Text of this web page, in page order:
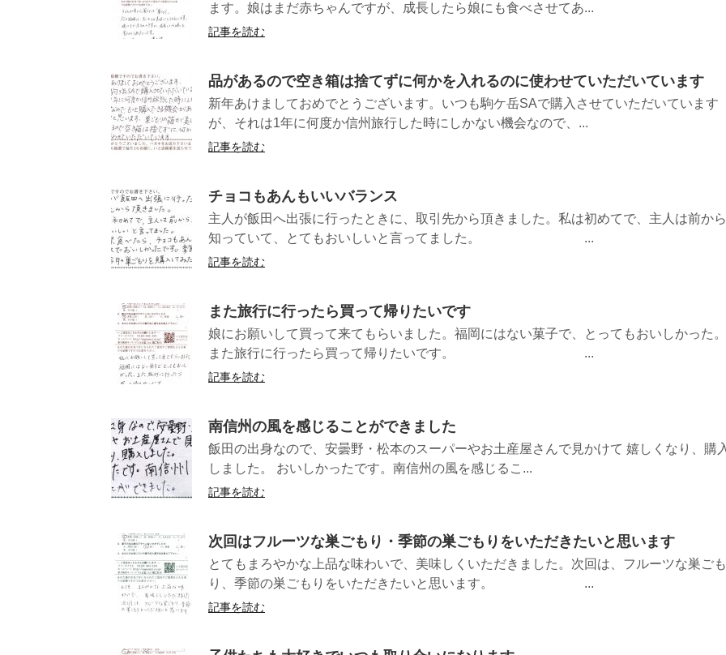
ます。娘はまだ赤ちゃんですが、成長したら娘にも食べさせてあ...
記事を読む
品があるので空き箱は捨てずに何かを入れるのに使わせていただいています
新年あけましておめでとうございます。いつも駒ケ岳SAで購入させていただいています
が、それは1年に何度か信州旅行した時にしかない機会なので、...
記事を読む
チョコもあんもいいバランス
主人が飯田へ出張に行ったときに、取引先から頂きました。私は初めてで、主人は前から
知っていて、とてもおいしいと言ってました。 ...
記事を読む
また旅行に行ったら買って帰りたいです
娘にお願いして買って来てもらいました。福岡にはない菓子で、とってもおいしかった。
また旅行に行ったら買って帰りたいです。 ...
記事を読む
南信州の風を感じることができました
飯田の出身なので、安曇野・松本のスーパーやお土産屋さんで見かけて 嬉しくなり、購
しました。 おいしかったです。南信州の風を感じるこ...
記事を読む
次回はフルーツな巣ごもり・季節の巣ごもりをいただきたいと思います
とてもまろやかな上品な味わいで、美味しくいただきました。次回は、フルーツな巣ごも
り、季節の巣ごもりをいただきたいと思います。 ...
記事を読む